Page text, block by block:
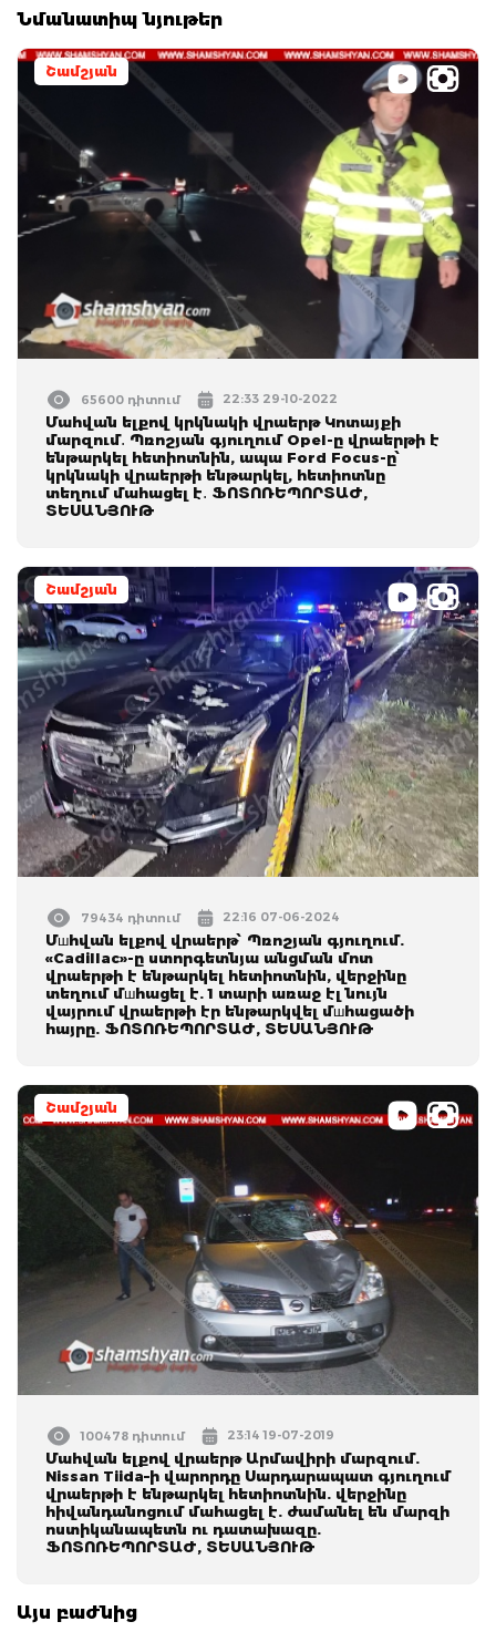
Նմանատիպ նյութեր
Շամշյան
65600 դիտում 22:33 29-10-2022
Մահվան ելքով կրկնակի վրաերթ Կոտայքի
մարզում․ Պռոշյան գյուղում Opel-ը վրաերթի է
ենթարկել հետիոտնին, ապա Ford Focus-ը՝
կրկնակի վրաերթի ենթարկել, հետիոտնը
տեղում մահացել է․ ՖՈՏՈՌԵՊՈՐՏԱԺ,
ՏԵՍԱՆՅՈՒԹ
Շամշյան
79434 դիտում 22:16 07-06-2024
Մшհվան ելքով վրաերթ՝ Պռոշյան գյուղում.
«Cadillac»-ը ստորգետնյա անցման մոտ
վրաերթի է ենթարկել հետիոտնին, վերջինը
տեղում մшհացել է. 1 տարի առաջ էլ նույն
վայրում վրաերթի էր ենթարկվել մшհացածի
հայրը. ՖՈՏՈՌԵՊՈՐՏԱԺ, ՏԵՍԱՆՅՈՒԹ
Շամշյան
100478 դիտում 23:14 19-07-2019
Մահվան ելքով վրաերթ Արմավիրի մարզում.
Nissan Tiida–ի վարորդը Սարդարապատ գյուղում
վրաերթի է ենթարկել հետիոտնին. վերջինը
հիվանդանոցում մահացել է. ժամանել են մարզի
ոստիկանապետն ու դատախազը.
ՖՈՏՈՌԵՊՈՐՏԱԺ, ՏԵՍԱՆՅՈՒԹ
Այս բաժնից